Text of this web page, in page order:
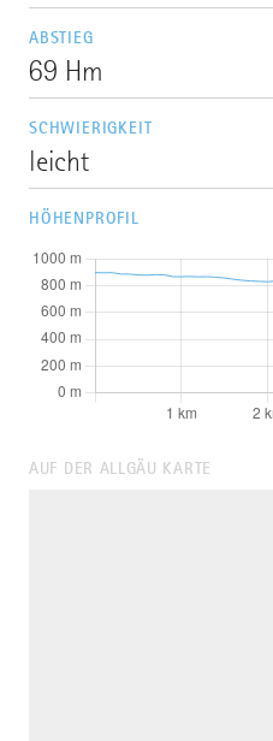
ABSTIEG
69 Hm
SCHWIERIGKEIT
leicht
HÖHENPROFIL
AUF DER ALLGÄU KARTE